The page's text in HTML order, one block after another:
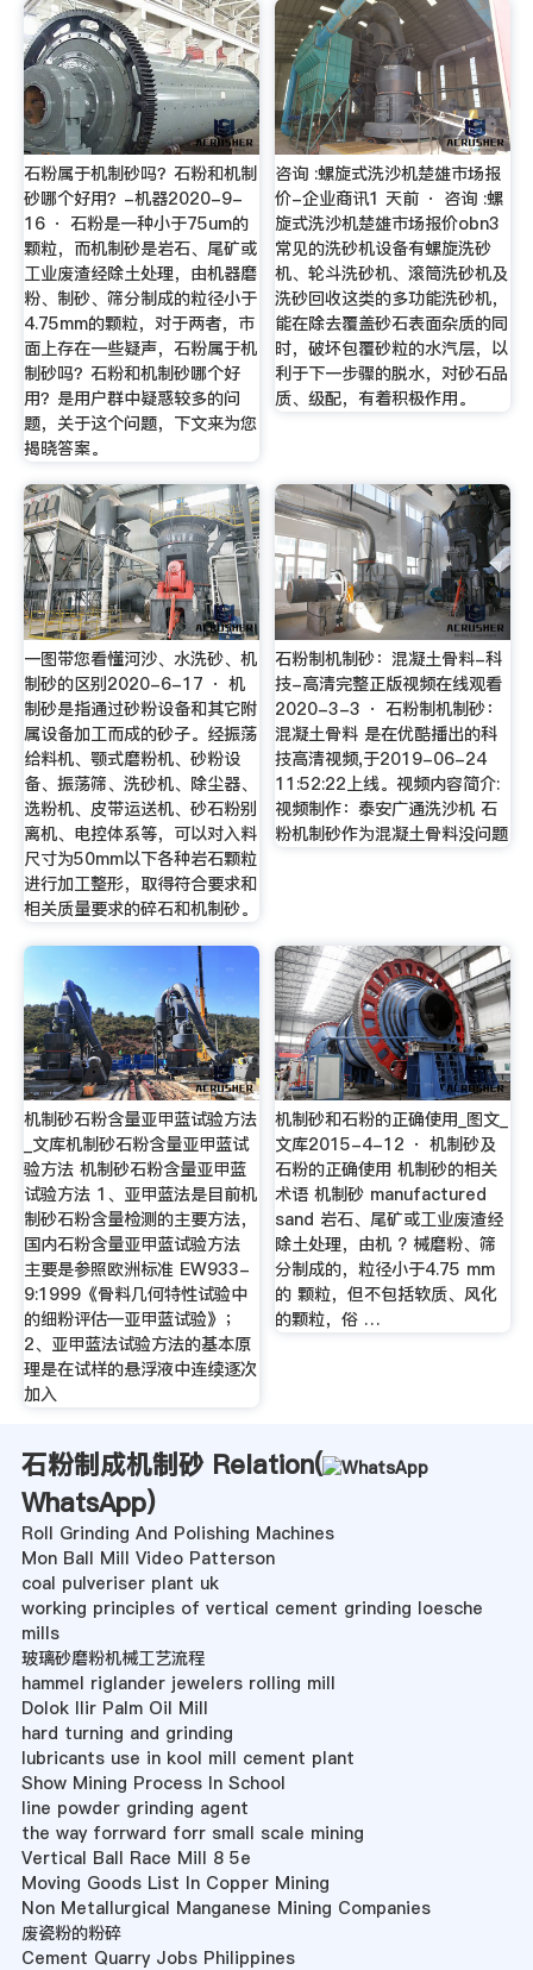
石粉属于机制砂吗？石粉和机制
砂哪个好用？-机器2020-9-
16 · 石粉是一种小于75um的
颗粒，而机制砂是岩石、尾矿或
工业废渣经除土处理，由机器磨
粉、制砂、筛分制成的粒径小于
4.75mm的颗粒，对于两者，市
面上存在一些疑声，石粉属于机
制砂吗？石粉和机制砂哪个好
用？是用户群中疑惑较多的问
题，关于这个问题，下文来为您
揭晓答案。
咨询 :螺旋式洗沙机楚雄市场报
价-企业商讯1 天前 · 咨询 :螺
旋式洗沙机楚雄市场报价obn3
常见的洗砂机设备有螺旋洗砂
机、轮斗洗砂机、滚筒洗砂机及
洗砂回收这类的多功能洗砂机，
能在除去覆盖砂石表面杂质的同
时，破坏包覆砂粒的水汽层，以
利于下一步骤的脱水，对砂石品
质、级配，有着积极作用。
一图带您看懂河沙、水洗砂、机
制砂的区别2020-6-17 · 机
制砂是指通过砂粉设备和其它附
属设备加工而成的砂子。经振荡
给料机、颚式磨粉机、砂粉设
备、振荡筛、洗砂机、除尘器、
选粉机、皮带运送机、砂石粉别
离机、电控体系等，可以对入料
尺寸为50mm以下各种岩石颗粒
进行加工整形，取得符合要求和
相关质量要求的碎石和机制砂。
石粉制机制砂：混凝土骨料-科
技-高清完整正版视频在线观看
2020-3-3 · 石粉制机制砂：
混凝土骨料 是在优酷播出的科
技高清视频,于2019-06-24
11:52:22上线。视频内容简介:
视频制作：泰安广通洗沙机 石
粉机制砂作为混凝土骨料没问题
机制砂石粉含量亚甲蓝试验方法
_文库机制砂石粉含量亚甲蓝试
验方法 机制砂石粉含量亚甲蓝
试验方法 1、亚甲蓝法是目前机
制砂石粉含量检测的主要方法，
国内石粉含量亚甲蓝试验方法
主要是参照欧洲标准 EW933-
9:1999《骨料几何特性试验中
的细粉评估—亚甲蓝试验》；
2、亚甲蓝法试验方法的基本原
理是在试样的悬浮液中连续逐次
加入
机制砂和石粉的正确使用_图文_
文库2015-4-12 · 机制砂及
石粉的正确使用 机制砂的相关
术语 机制砂 manufactured
sand 岩石、尾矿或工业废渣经
除土处理，由机 ? 械磨粉、筛
分制成的，粒径小于4.75 mm
的 颗粒，但不包括软质、风化
的颗粒，俗 …
石粉制成机制砂 Relation(
WhatsApp)
Roll Grinding And Polishing Machines
Mon Ball Mill Video Patterson
coal pulveriser plant uk
working principles of vertical cement grinding loesche
mills
玻璃砂磨粉机械工艺流程
hammel riglander jewelers rolling mill
Dolok Ilir Palm Oil Mill
hard turning and grinding
lubricants use in kool mill cement plant
Show Mining Process In School
line powder grinding agent
the way forrward forr small scale mining
Vertical Ball Race Mill 8 5e
Moving Goods List In Copper Mining
Non Metallurgical Manganese Mining Companies
废瓷粉的粉碎
Cement Quarry Jobs Philippines